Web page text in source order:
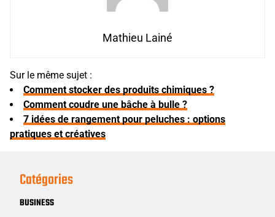
Mathieu Lainé
Sur le même sujet :
Comment stocker des produits chimiques ?
Comment coudre une bâche à bulle ?
7 idées de rangement pour peluches : options
pratiques et créatives
Catégories
BUSINESS